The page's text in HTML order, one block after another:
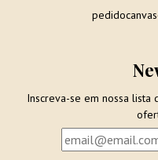
Inscreva-se em nossa